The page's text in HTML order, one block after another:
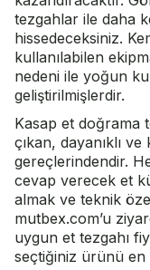
tezgahlar ile daha
hissedeceksiniz.
kullanılabilen
nedeni ile yoğun
geliştirilmişlerdir.
Kasap et doğrama
çıkan, dayanıklı
gereçlerindendir.
cevap verecek et
almak ve teknik
mutbex.com’u
uygun et tezgahı
seçtiğiniz ürünü en